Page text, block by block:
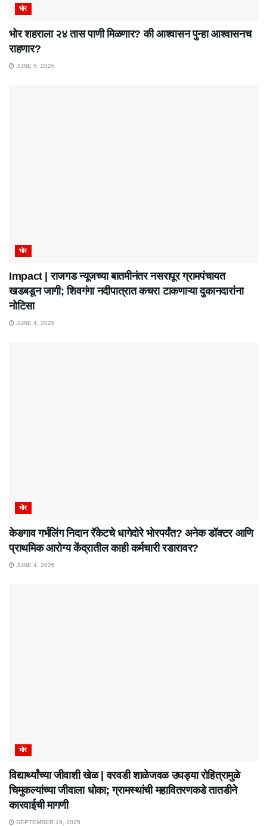
भोर
भोर शहराला २४ तास पाणी मिळणार? की आश्वासन पुन्हा आश्वासनच
राहणार?
JUNE 5, 2026
भोर
Impact | राजगड न्यूजच्या बातमीनंतर नसरापूर ग्रामपंचायत
खडबडून जागी; शिवगंगा नदीपात्रात कचरा टाकणाऱ्या दुकानदारांना
नोटिसा
JUNE 4, 2026
भोर
केडगाव गर्भलिंग निदान रॅकेटचे धागेदोरे भोरपर्यंत? अनेक डॉक्टर आणि
प्राथमिक आरोग्य केंद्रातील काही कर्मचारी रडारावर?
JUNE 4, 2026
भोर
विद्यार्थ्यांच्या जीवाशी खेळ | वरवडी शाळेजवळ उघड्या रोहित्रामुळे
चिमुकल्यांच्या जीवाला धोका; ग्रामस्थांची महावितरणकडे तातडीने
कारवाईची मागणी
SEPTEMBER 19, 2025